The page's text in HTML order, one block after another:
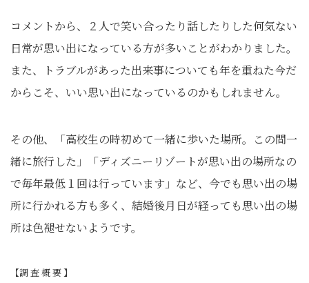
コメントから、２人で笑い合ったり話したりした何気ない
日常が思い出になっている方が多いことがわかりました。
また、トラブルがあった出来事についても年を重ねた今だ
からこそ、いい思い出になっているのかもしれません。
その他、「高校生の時初めて一緒に歩いた場所。この間一
緒に旅行した」「ディズニーリゾートが思い出の場所なの
で毎年最低１回は行っています」など、今でも思い出の場
所に行かれる方も多く、結婚後月日が経っても思い出の場
所は色褪せないようです。
【調 査 概 要 】